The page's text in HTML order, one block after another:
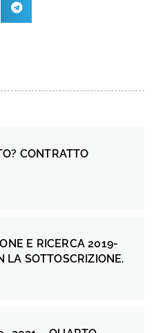
CONTRATTO
E RICERCA 2019-
LA SOTTOSCRIZIONE.